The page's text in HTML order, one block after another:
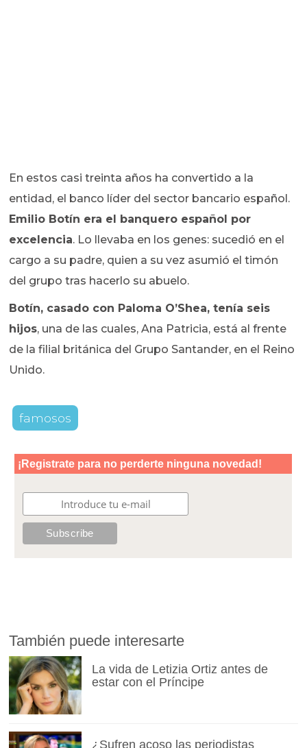
En estos casi treinta años ha convertido a la
entidad, el banco líder del sector bancario español.
Emilio Botín era el banquero español por
excelencia. Lo llevaba en los genes: sucedió en el
cargo a su padre, quien a su vez asumió el timón
del grupo tras hacerlo su abuelo.
Botín, casado con Paloma O’Shea, tenía seis
hijos, una de las cuales, Ana Patricia, está al frente
de la filial británica del Grupo Santander, en el Reino
Unido.
famosos
También puede interesarte
La vida de Letizia Ortiz antes de
estar con el Príncipe
¿Sufren acoso las periodistas